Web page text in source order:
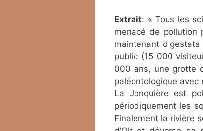
Extrait: « Tous les
menacé de pollution
maintenant
public (15 000
000 ans, une grotte
paléontologique avec
La Jonquière est
périodiquement les
Finalement la rivière